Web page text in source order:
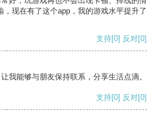
现在有了这个app，我的游戏水平提升了
支持[0] 反对[0]
我能够与朋友保持联系，分享生活点滴。
支持[0] 反对[0]